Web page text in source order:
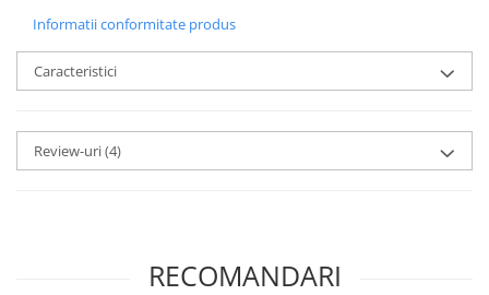
Informatii conformitate produs
Caracteristici
Review-uri(4)
RECOMANDARI